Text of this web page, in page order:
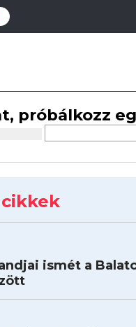
próbálkozz
ismét a